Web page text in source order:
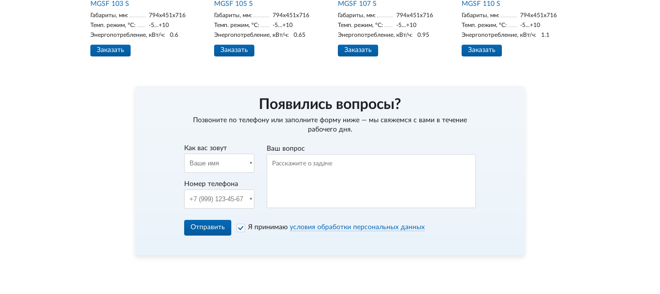
MGSF 103 S
Габариты, мм:
794x451x716
Темп. режим, °С:
-5...+10
Энергопотребление, кВт/ч:
0.6
Заказать
МGSF 105 S
Габариты, мм:
794x451x716
Темп. режим, °С:
-5...+10
Энергопотребление, кВт/ч:
0.65
Заказать
MGSF 107 S
Габариты, мм:
794x451x716
Темп. режим, °С:
-5...+10
Энергопотребление, кВт/ч:
0.95
Заказать
MGSF 110 S
Габариты, мм:
794x451x716
Темп. режим, °С:
-5...+10
Энергопотребление, кВт/ч:
1.1
Заказать
Появились вопросы?
Позвоните по телефону или заполните форму ниже — мы свяжемся с вами в течение
рабочего дня.
Как вас зовут
Номер телефона
Ваш вопрос
Отправить Я принимаю условия обработки персональных данных